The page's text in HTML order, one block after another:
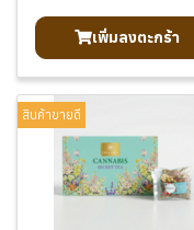
เพิ่มลงตะกร้า
สินค้าขายดี